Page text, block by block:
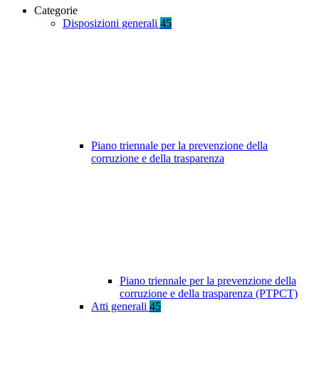
Categorie
Disposizioni generali 45
Piano triennale per la prevenzione della
corruzione e della trasparenza
Piano triennale per la prevenzione della
corruzione e della trasparenza (PTPCT)
Atti generali 45